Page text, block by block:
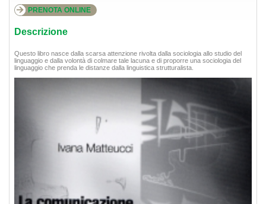
PRENOTA ONLINE
Descrizione
Questo libro nasce dalla scarsa attenzione rivolta dalla sociologia allo studio del
linguaggio e dalla volontà di colmare tale lacuna e di proporre una sociologia del
linguaggio che prenda le distanze dalla linguistica strutturalista.